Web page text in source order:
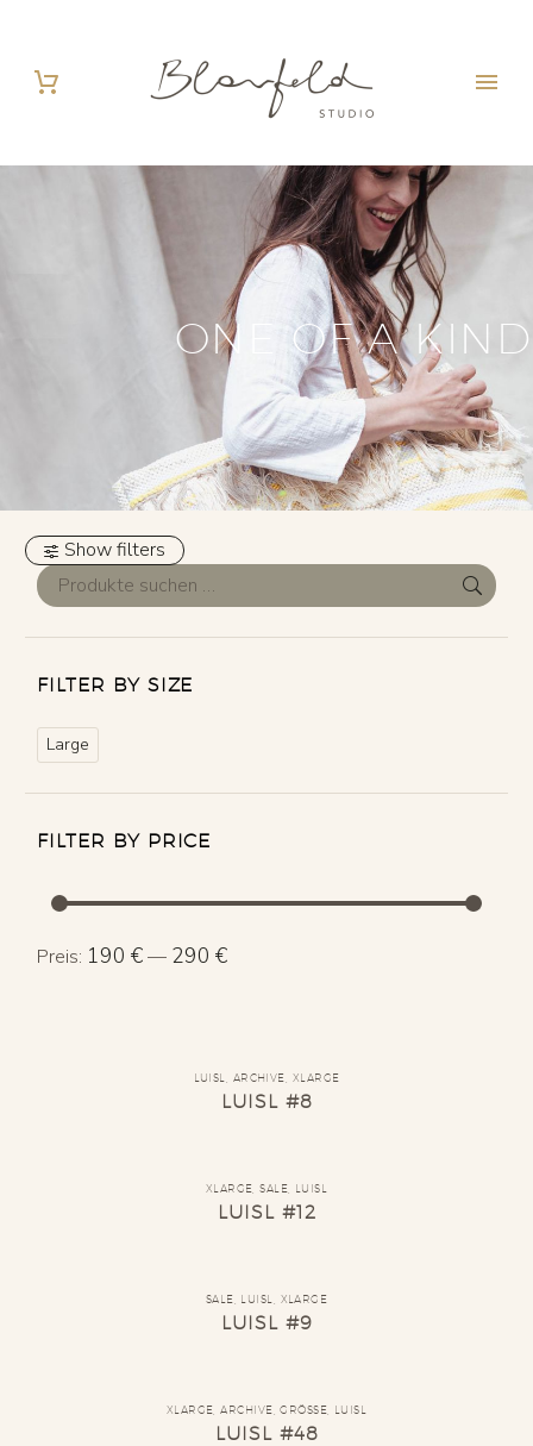
ONE OF A KIND
Show filters
FILTER BY SIZE
Large
FILTER BY PRICE
Min.
Max.
Preis: 190 €— 290 €
LUISL ARCHIVE XLARGE
LUISL #8
XLARGE ,SALE LUISL
LUISL #12
SALE LUISL XLARGE
LUISL #9
XLARGE ,ARCHIVE ,GRÖSSE LUISL
LUISL #48